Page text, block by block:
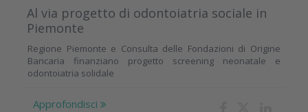
Al via progetto di odontoiatria sociale in
Piemonte
Regione Piemonte e Consulta delle Fondazioni di Origine
Bancaria finanziano progetto screening neonatale e
odontoiatria solidale
Approfondisci